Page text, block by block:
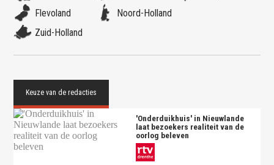
Flevoland
Noord-Holland
Zuid-Holland
'Onderduikhuis' in Nieuwlande
laat bezoekers realiteit van de
oorlog beleven